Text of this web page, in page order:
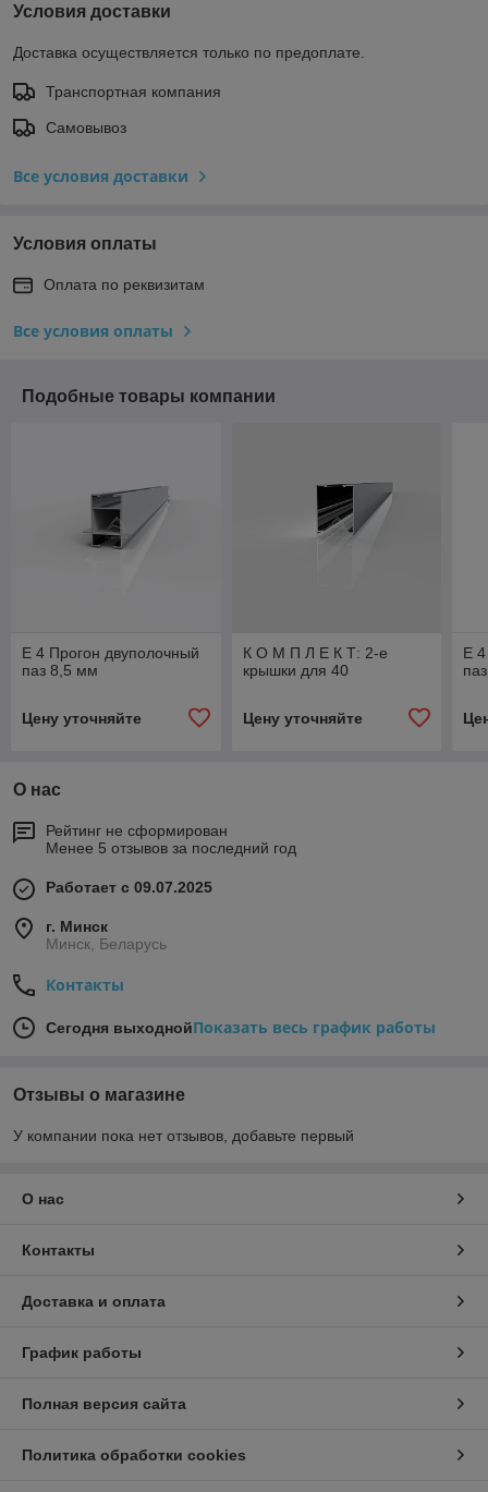
Условия доставки
Доставка осуществляется только по предоплате.
Транспортная компания
Самовывоз
Все условия доставки
Условия оплаты
Оплата по реквизитам
Все условия оплаты
Подобные товары компании
Е 4 Прогон двуполочный
паз 8,5 мм
Цену уточняйте
К О М П Л Е К Т: 2-е
крышки для 40
Цену уточняйте
Е
О нас
Рейтинг не сформирован
Менее 5 отзывов за последний год
Работает с 09.07.2025
г. Минск
Минск, Беларусь
Контакты
Сегодня выходнойПоказать весь график работы
Отзывы о магазине
У компании пока нет отзывов, добавьте первый
О нас
Контакты
Доставка и оплата
График работы
Полная версия сайта
Политика обработки cookies